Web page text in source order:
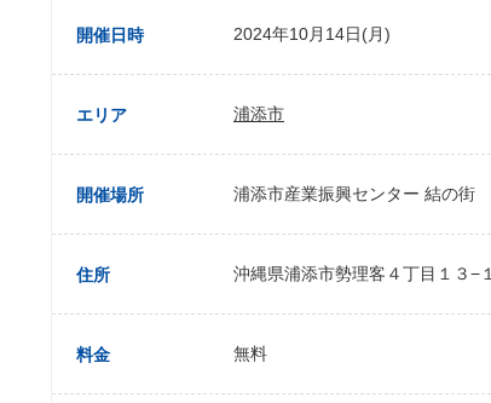
開催日時 2024年10月14日(月)
エリア 浦添市
開催場所 浦添市産業振興センター 結の街
住所 沖縄県浦添市勢理客４丁目１３−１
料金 無料